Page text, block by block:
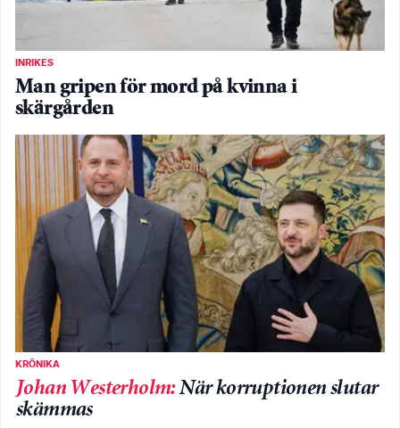
INRIKES
Man gripen för mord på kvinna i
skärgården
KRÖNIKA
Johan Westerholm:När korruptionen slutar
skämmas